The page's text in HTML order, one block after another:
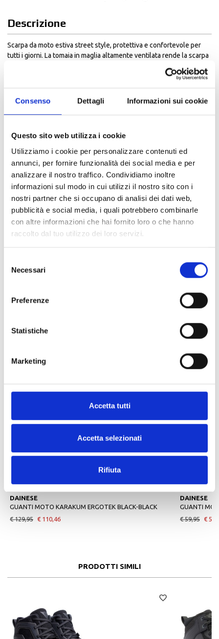
Consenso Dettagli Informazioni sui cookie
Questo sito web utilizza i cookie
Utilizziamo i cookie per personalizzare contenuti ed
annunci, per fornire funzionalità dei social media e per
analizzare il nostro traffico. Condividiamo inoltre
informazioni sul modo in cui utilizzi il nostro sito con i
nostri partner che si occupano di analisi dei dati web,
pubblicità e social media, i quali potrebbero combinarle
con altre informazioni che hai fornito loro o che hanno
raccolto dal tuo utilizzo dei loro servizi.
delNecessari
Preferenze
Statistiche
Marketing
Accetta tutti
Accetta selezionati
Rifiuta
Descrizione
Scarpa da moto estiva street style, protettiva e confortevole per
tutti i giorni. La tomaia in maglia altamente ventilata rende la scarpa
leggera e confortevole anche nelle giornate più calde. La massima
protezione è fornita da rinforzi sul tallone e sulla caviglia, che
aumentano anche la stabilità durante la guida. La costruzione della
suola asimmetrica Groundtrax® con differenziazione nella zona di
cambio e frenata offre il massimo comfort. Le suole sono resistenti
alla deformazione all’impatto e forniscono un senso di stabilità e
protezione sia durante la guida che la camminata, la scarpa
presenta anche una pratica linguetta con una tasca per nascondere
i lacci. Il sottopiede Ortholite® garantisce la massima traspirabilità e
ammortizzazione durata.
Caratteristiche principali:
Lacci
Fascia elastica per riporre i lacci
Rinforzo del cambio in PU
Suola in gomma Groundtrax®, progettata per offrire un comfort di
Plantare Ortholite con ammortizzazione di lunga durata ed elevata
traspirabilità
Inserti duri nella zona della caviglia con morbido D-Foam all’interno
-15%
DAINESE
GUANTI MOTO KARAKUM ERGOTEK BLACK-BLACK
€ 129,95 € 110,46
-15%
DAINESE
GUANTI
€ 59,95 €
PRODOTTI SIMILI